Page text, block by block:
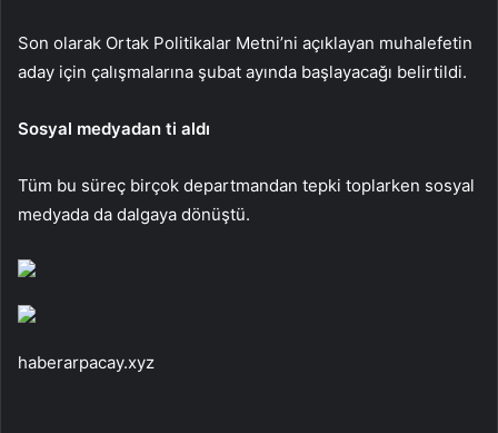
Son olarak Ortak Politikalar Metni’ni açıklayan muhalefetin
aday için çalışmalarına şubat ayında başlayacağı belirtildi.
Sosyal medyadan ti aldı
Tüm bu süreç birçok departmandan tepki toplarken sosyal
medyada da dalgaya dönüştü.
haberarpacay.xyz